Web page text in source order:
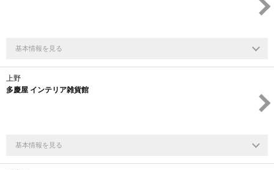
基本情報を見る
上野
多慶屋 インテリア雑貨館
基本情報を見る